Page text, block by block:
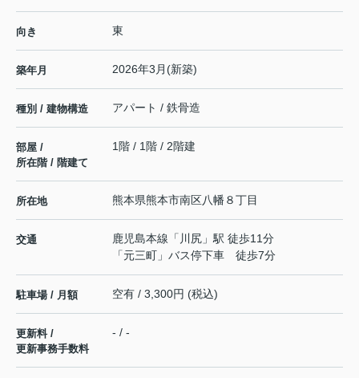
向き 東
築年月 2026年3月(新築)
種別 / 建物構造 アパート / 鉄骨造
部屋 /
所在階 / 階建て
1階 / 1階 / 2階建
所在地 熊本県熊本市南区八幡８丁目
交通 鹿児島本線 「 川尻 」駅 徒歩11分
「元三町」バス停下車 徒歩7分
駐車場 / 月額 空有 / 3,300円 (税込)
更新料 /
更新事務手数料
- / -